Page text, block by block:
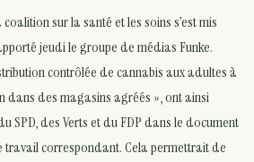
sur la santé et les soins s’est mis
jeudi le groupe de médias Funke.
contrôlée de cannabis aux adultes à
dans des magasins agréés », ont ainsi
SPD, des Verts et du FDP dans le document
correspondant. Cela permettrait de